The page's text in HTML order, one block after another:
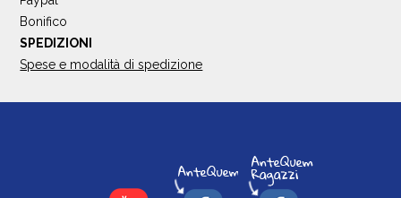
Bonifico
SPEDIZIONI
Spese e modalità di spedizione